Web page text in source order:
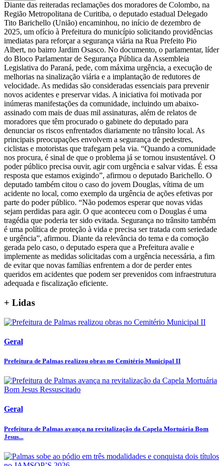
Diante das reiteradas reclamações dos moradores de Colombo, na
Região Metropolitana de Curitiba, o deputado estadual Delegado
Tito Barichello (União) encaminhou, no início de dezembro de
2025, um ofício à Prefeitura do município solicitando providências
imediatas para reforçar a segurança viária na Rua Prefeito Pio
Albert, no bairro Jardim Osasco. No documento, o parlamentar, líder
do Bloco Parlamentar de Segurança Pública da Assembleia
Legislativa do Paraná, pede, com máxima urgência, a execução de
melhorias na sinalização viária e a implantação de redutores de
velocidade. As medidas são consideradas essenciais para prevenir
novos acidentes e preservar vidas. A iniciativa foi motivada por
inúmeras manifestações da comunidade, incluindo um abaixo-
assinado com mais de duas mil assinaturas, além de relatos de
moradores que têm procurado o gabinete do deputado para
denunciar os riscos enfrentados diariamente no trânsito local. As
principais preocupações envolvem a segurança de pedestres,
ciclistas e motoristas que trafegam pela via. “Quando a comunidade
nos procura, é sinal de que o problema já se tornou insustentável. O
poder público precisa ouvir, agir com urgência e salvar vidas. É essa
resposta que estamos exigindo”, afirmou o deputado Barichello. O
deputado também citou o caso do jovem Douglas, vítima de um
acidente no local, como exemplo da urgência de ações efetivas por
parte do poder público. “Não podemos esperar que novas vidas
sejam perdidas para agir. O que aconteceu com o Douglas é uma
tragédia que poderia ter sido evitada. Segurança no trânsito também
é uma política de proteção à vida e precisa ser tratada com seriedade
e urgência”, afirmou. Diante da relevância do tema e da comoção
gerada pelo caso, o deputado espera que a Prefeitura avalie e
implemente as medidas solicitadas com a urgência necessária, a fim
de evitar que novas famílias enfrentem a dor de perder entes
queridos em acidentes que podem ser prevenidos com infraestrutura
adequada e fiscalização eficiente.
+ Lidas
Geral
Prefeitura de Palmas realizou obras no Cemitério Municipal II
Geral
Prefeitura de Palmas avança na revitalização da Capela Mortuária Bom
Jesus...